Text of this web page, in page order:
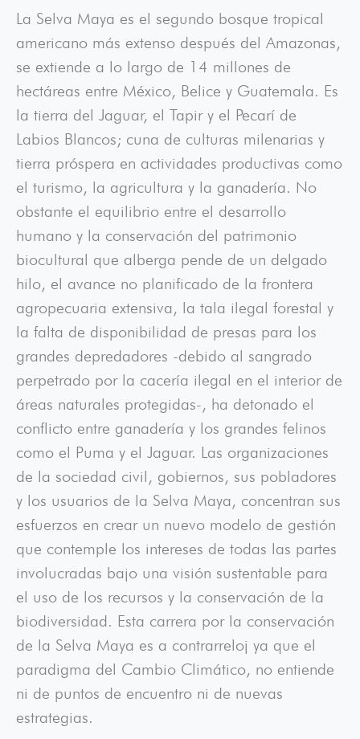
La Selva Maya es el segundo bosque tropical
americano más extenso después del Amazonas,
se extiende a lo largo de 14 millones de
hectáreas entre México, Belice y Guatemala. Es
la tierra del Jaguar, el Tapir y el Pecarí de
Labios Blancos; cuna de culturas milenarias y
tierra próspera en actividades productivas como
el turismo, la agricultura y la ganadería. No
obstante el equilibrio entre el desarrollo
humano y la conservación del patrimonio
biocultural que alberga pende de un delgado
hilo, el avance no planificado de la frontera
agropecuaria extensiva, la tala ilegal forestal y
la falta de disponibilidad de presas para los
grandes depredadores -debido al sangrado
perpetrado por la cacería ilegal en el interior de
áreas naturales protegidas-, ha detonado el
conflicto entre ganadería y los grandes felinos
como el Puma y el Jaguar. Las organizaciones
de la sociedad civil, gobiernos, sus pobladores
y los usuarios de la Selva Maya, concentran sus
esfuerzos en crear un nuevo modelo de gestión
que contemple los intereses de todas las partes
involucradas bajo una visión sustentable para
el uso de los recursos y la conservación de la
biodiversidad. Esta carrera por la conservación
de la Selva Maya es a contrarreloj ya que el
paradigma del Cambio Climático, no entiende
ni de puntos de encuentro ni de nuevas
estrategias.